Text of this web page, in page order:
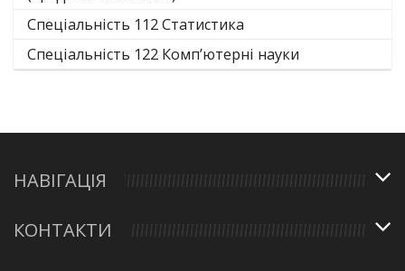
Спеціальність 112 Статистика
Спеціальність 122 Комп’ютерні науки
НАВІГАЦІЯ
КОНТАКТИ